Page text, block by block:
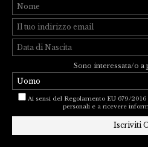
Sono interessata/o a
Ai sensi del Regolamento EU 679/
personali e a ricevere